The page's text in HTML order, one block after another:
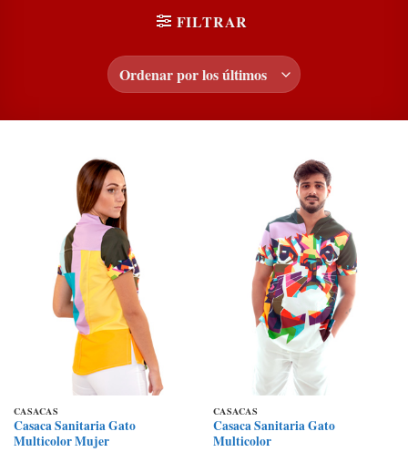
FILTRAR
CASACAS
Casaca Sanitaria Gato
Multicolor Mujer
CASACAS
Casaca Sanitaria Gato
Multicolor